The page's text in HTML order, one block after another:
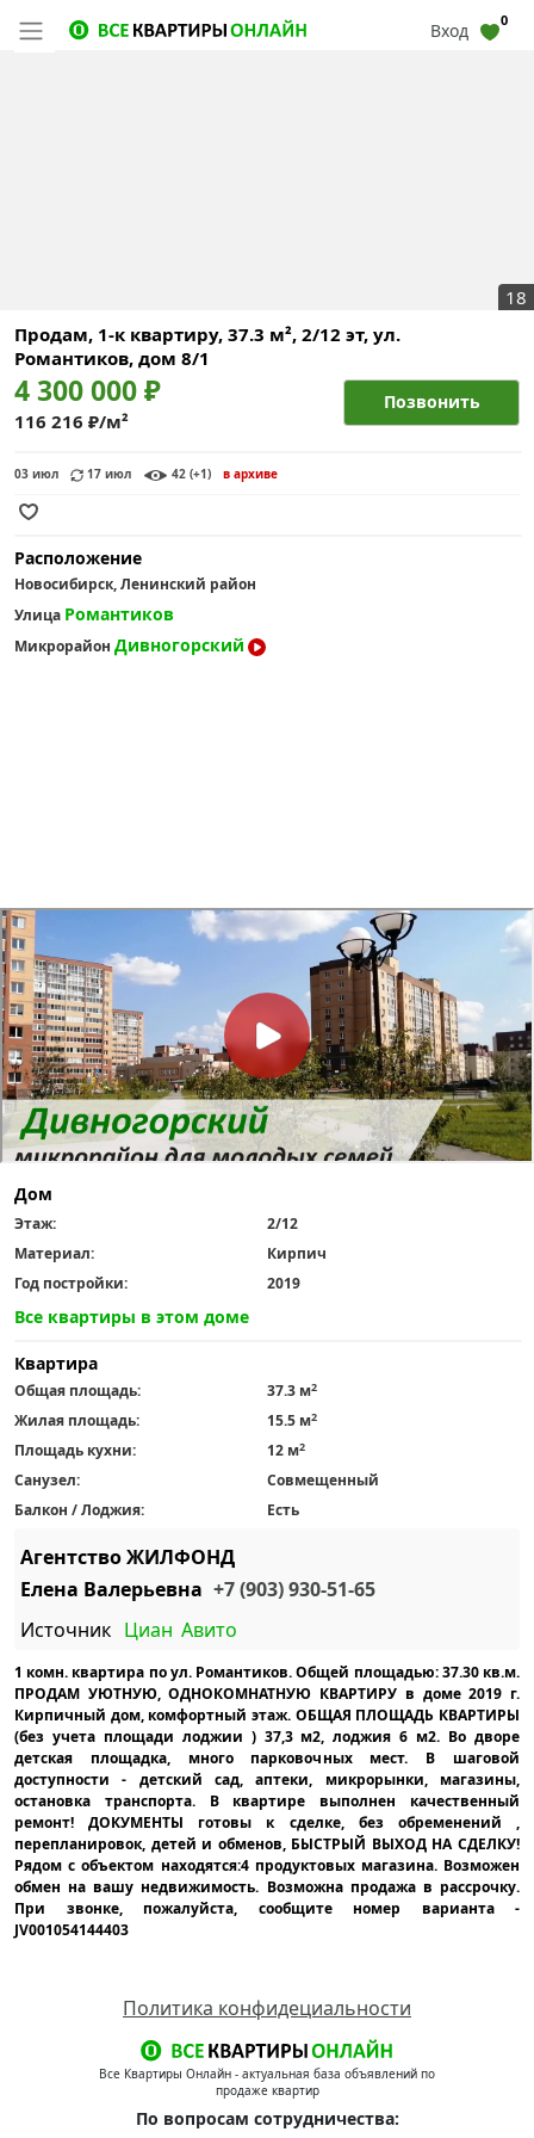
Вход 0
18
Продам, 1-к квартиру, 37.3 м², 2/12 эт, ул.
Романтиков, дом 8/1
4 300 000 ₽
116 216 ₽/м²
Позвонить
03 июл 17 июл 42 (+1) в архиве
Расположение
Новосибирск, Ленинский район
Улица Романтиков
Микрорайон Дивногорский
Дом
Этаж:
2/12
Материал:
Кирпич
Год постройки:
2019
Все квартиры в этом доме
Квартира
Общая площадь: 37.3 м2
Жилая площадь: 15.5 м2
Площадь кухни: 12 м2
Санузел:
Совмещенный
Балкон / Лоджия:
Есть
Агентство ЖИЛФОНД
Елена Валерьевна +7 (903) 930-51-65
Источник Циан Авито
1 комн. квартира по ул. Романтиков. Общей площадью: 37.30 кв.м.
ПРОДАМ УЮТНУЮ, ОДНОКОМНАТНУЮ КВАРТИРУ в доме 2019 г.
Кирпичный дом, комфортный этаж. ОБЩАЯ ПЛОЩАДЬ КВАРТИРЫ
(без учета площади лоджии ) 37,3 м2, лоджия 6 м2. Во дворе
детская площадка, много парковочных мест. В шаговой
доступности - детский сад, аптеки, микрорынки, магазины,
остановка транспорта. В квартире выполнен качественный
ремонт! ДОКУМЕНТЫ готовы к сделке, без обременений ,
перепланировок, детей и обменов, БЫСТРЫЙ ВЫХОД НА СДЕЛКУ!
Рядом с объектом находятся:4 продуктовых магазина. Возможен
обмен на вашу недвижимость. Возможна продажа в рассрочку.
При звонке, пожалуйста, сообщите номер варианта -
JV001054144403
Политика конфидециальности
Все Квартиры Онлайн - актуальная база объявлений по
продаже квартир
По вопросам сотрудничества: